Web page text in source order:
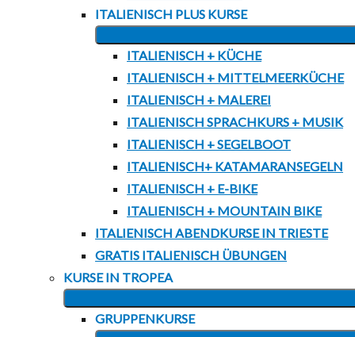
ITALIENISCH PLUS KURSE
ITALIENISCH + KÜCHE
ITALIENISCH + MITTELMEERKÜCHE
ITALIENISCH + MALEREI
ITALIENISCH SPRACHKURS + MUSIK
ITALIENISCH + SEGELBOOT
ITALIENISCH+ KATAMARANSEGELN
ITALIENISCH + E-BIKE
ITALIENISCH + MOUNTAIN BIKE
ITALIENISCH ABENDKURSE IN TRIESTE
GRATIS ITALIENISCH ÜBUNGEN
KURSE IN TROPEA
GRUPPENKURSE